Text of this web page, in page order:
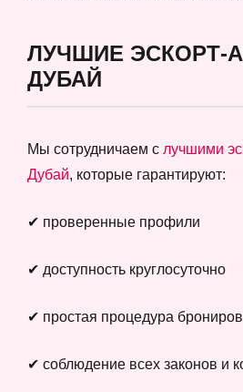
ЛУЧШИЕ ЭСКОРТ-
ДУБАЙ
Мы сотрудничаем с лучшими
Дубай, которые гарантируют:
✔ проверенные профили
✔ доступность круглосуточно
✔ простая процедура
✔ соблюдение всех законов и